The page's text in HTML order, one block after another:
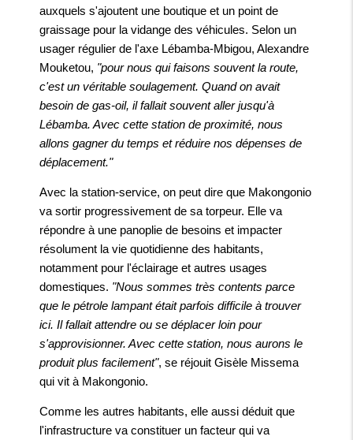
auxquels s'ajoutent une boutique et un point de
graissage pour la vidange des véhicules. Selon un
usager régulier de l'axe Lébamba-Mbigou, Alexandre
Mouketou, "pour nous qui faisons souvent la route,
c'est un véritable soulagement. Quand on avait
besoin de gas-oil, il fallait souvent aller jusqu'à
Lébamba. Avec cette station de proximité, nous
allons gagner du temps et réduire nos dépenses de
déplacement."
Avec la station-service, on peut dire que Makongonio
va sortir progressivement de sa torpeur. Elle va
répondre à une panoplie de besoins et impacter
résolument la vie quotidienne des habitants,
notamment pour l'éclairage et autres usages
domestiques. "Nous sommes très contents parce
que le pétrole lampant était parfois difficile à trouver
ici. Il fallait attendre ou se déplacer loin pour
s'approvisionner. Avec cette station, nous aurons le
produit plus facilement", se réjouit Gisèle Missema
qui vit à Makongonio.
Comme les autres habitants, elle aussi déduit que
l'infrastructure va constituer un facteur qui va